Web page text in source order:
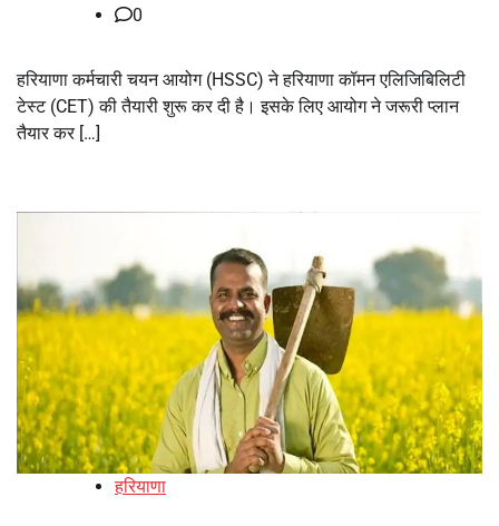
0
हरियाणा कर्मचारी चयन आयोग (HSSC) ने हरियाणा कॉमन एलिजिबिलिटी
टेस्ट (CET) की तैयारी शुरू कर दी है। इसके लिए आयोग ने जरूरी प्लान
तैयार कर […]
हरियाणा